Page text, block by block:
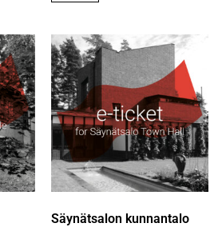
Säynätsalon kunnantalo